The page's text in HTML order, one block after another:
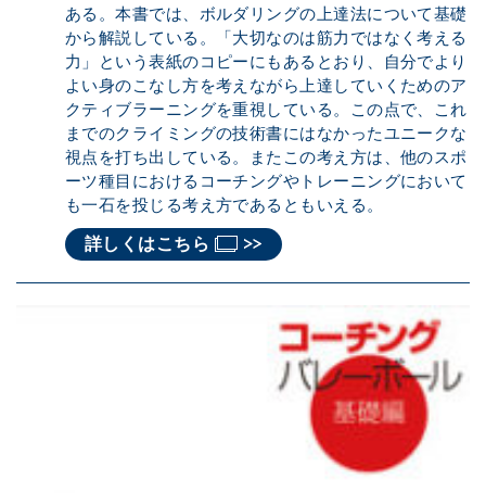
ある。本書では、ボルダリングの上達法について基礎
から解説している。「大切なのは筋力ではなく考える
力」という表紙のコピーにもあるとおり、自分でより
よい身のこなし方を考えながら上達していくためのア
クティブラーニングを重視している。この点で、これ
までのクライミングの技術書にはなかったユニークな
視点を打ち出している。またこの考え方は、他のスポ
ーツ種目におけるコーチングやトレーニングにおいて
も一石を投じる考え方であるともいえる。
詳しくはこちら